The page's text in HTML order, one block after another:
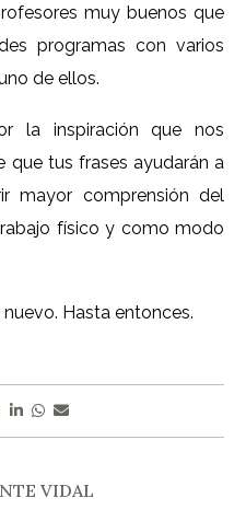
muy buenos que
programas con varios
de ellos.
la inspiración que nos
que tus frases ayudarán a
mayor comprensión del
físico y como modo
Hasta entonces.
VIDAL